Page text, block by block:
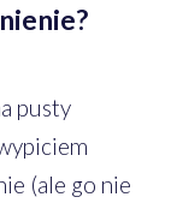
pusty
(ale go nie